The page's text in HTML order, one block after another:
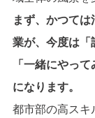
まず、かつて
業が、今度は「
「一緒にやっ
になります。
都市部の高スキ